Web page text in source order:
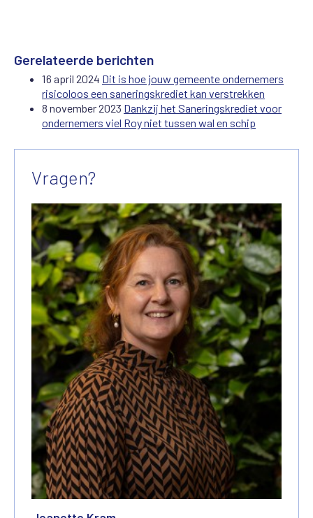
Gerelateerde berichten
16 april 2024 Dit is hoe jouw gemeente ondernemers
risicoloos een saneringskrediet kan verstrekken
8 november 2023 Dankzij het Saneringskrediet voor
ondernemers viel Roy niet tussen wal en schip
Vragen?